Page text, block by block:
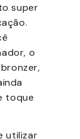
super
o
toque
utilizar